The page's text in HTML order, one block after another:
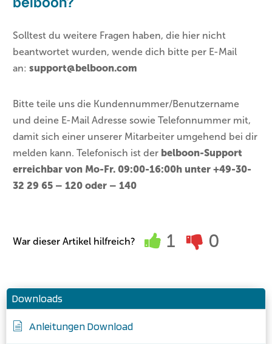
Downloads
Anleitungen Download
belboon?
Solltest du weitere Fragen haben, die hier nicht
beantwortet wurden, wende dich bitte per E-Mail
an: support@belboon.com
Bitte teile uns die Kundennummer/Benutzername
und deine E-Mail Adresse sowie Telefonnummer mit,
damit sich einer unserer Mitarbeiter umgehend bei dir
melden kann. Telefonisch ist der belboon-Support
erreichbar von Mo-Fr. 09:00-16:00h unter +49-30-
32 29 65 – 120 oder – 140
War dieser Artikel hilfreich? 1 0